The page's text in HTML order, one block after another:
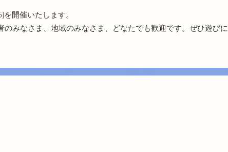
開催いたします。
みなさま、地域のみなさま、どなたでも歓迎です。ぜひ遊びに